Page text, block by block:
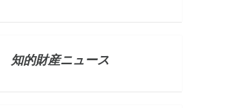
知的財産ニュース